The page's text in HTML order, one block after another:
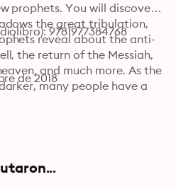
prophets. You will discover
the great tribulation,
reveal about the anti-
the return of the Messiah,
and much more. As the
many people have a
This book will teach you
last days and how to stand
of opposition.
9781977384768
de 2018